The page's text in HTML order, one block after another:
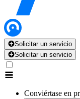
Solicitar un servicio
Solicitar un servicio
Conviértase en